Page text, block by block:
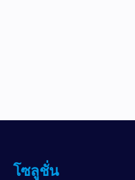
โซลูชั่น